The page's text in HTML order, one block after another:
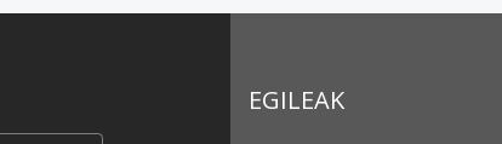
EGILEAK